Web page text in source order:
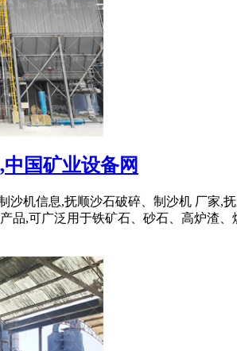
国矿业设备网
沙机信息,抚顺沙石破碎、制沙机 厂家
品,可广泛用于铁矿石、砂石、高炉渣、